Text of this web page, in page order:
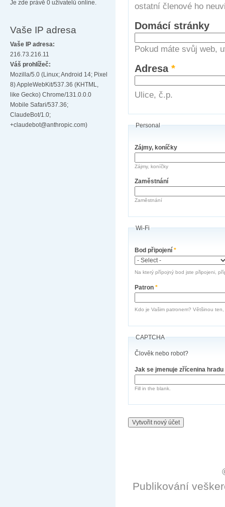
Je zde právě 0 uživatelů online.
Vaše IP adresa
Vaše IP adresa:
216.73.216.11
Váš prohlížeč:
Mozilla/5.0 (Linux; Android 14; Pixel
8) AppleWebKit/537.36 (KHTML,
like Gecko) Chrome/131.0.0.0
Mobile Safari/537.36;
ClaudeBot/1.0;
+claudebot@anthropic.com)
ostatní členové ho
Domácí stránky
Pokud máte svůj web,
Adresa*
Ulice, č.p.
Personal
Zájmy, koníčky
Zájmy, koníčky
Zaměstnání
Zaměstnání
Wi-Fi
Bod připojení*
Na který přípojný bod jste připojeni,
Patron*
Kdo je Vašim patronem? Většinou
CAPTCHA
Člověk nebo robot?
Jak se jmenuje zřícenina
Fill in the blank.
Publikování